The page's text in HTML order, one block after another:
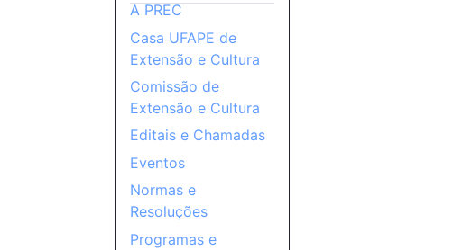
A PREC
Casa UFAPE de
Extensão e Cultura
Comissão de
Extensão e Cultura
Editais e Chamadas
Eventos
Normas e
Resoluções
Programas e